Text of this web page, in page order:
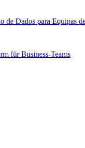
de Dados para Equipas
für Business-Teams